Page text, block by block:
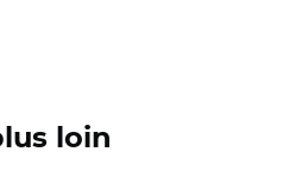
loin